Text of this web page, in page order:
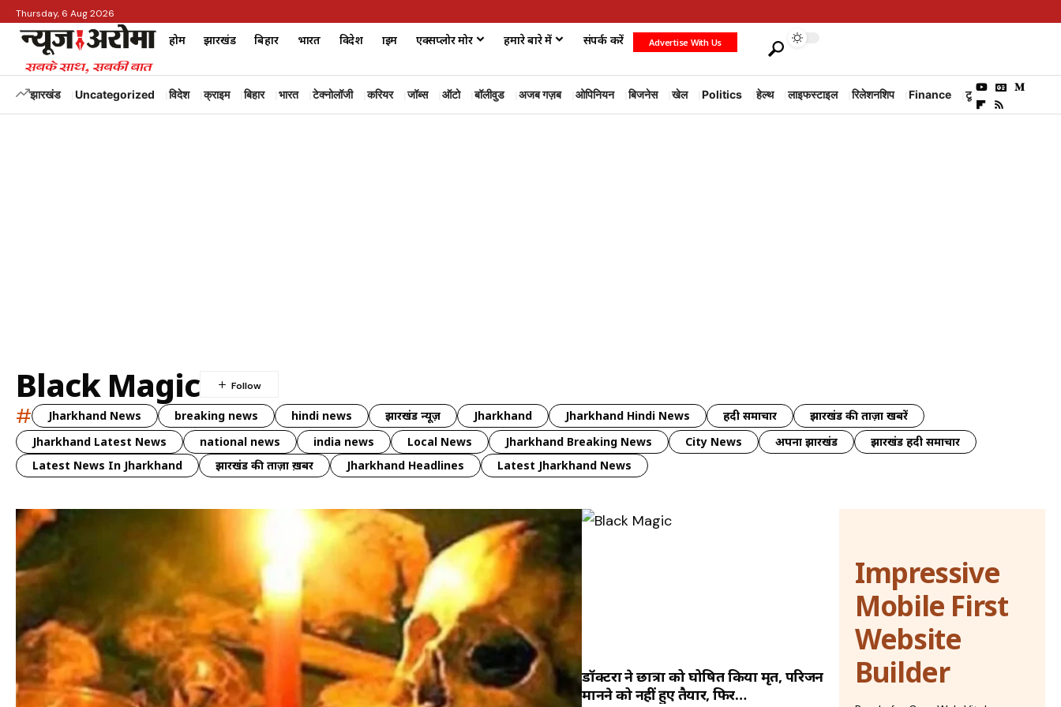
Thursday, 6 Aug 2026
होम झारखंड बिहार भारत विदेश क्राइम एक्सप्लोर मोर हमारे बारे में संपर्क करें Advertise With Us
झारखंड Uncategorized विदेश क्राइम बिहार भारत टेक्नोलॉजी करियर जॉब्स ऑटो बॉलीवुड अजब गज़ब ओपिनियन बिजनेस खेल Politics हेल्थ लाइफस्टाइल रिलेशनशिप Finance टूरिज्म
Black Magic
# Jharkhand News breaking news hindi news झारखंड न्यूज़ Jharkhand Jharkhand Hindi News हिंदी समाचार
झारखंड की ताज़ा खबरें
Jharkhand Latest News
national news india news Local News Jharkhand Breaking News City News अपना झारखंड
झारखंड हिंदी समाचार
Latest News In Jharkhand
झारखंड की ताज़ा ख़बर Jharkhand Headlines Latest Jharkhand News
डॉक्टरों ने छात्रा को घोषित किया मृत, परिजन
मानने को नहीं हुए तैयार, फिर…
Impressive
Mobile First
Website
Builder